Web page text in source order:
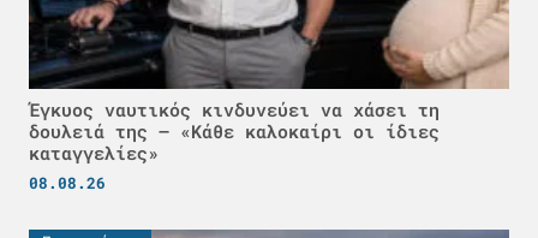
Έγκυος ναυτικός κινδυνεύει να χάσει τη
δουλειά της – «Κάθε καλοκαίρι οι ίδιες
καταγγελίες»
08.08.26